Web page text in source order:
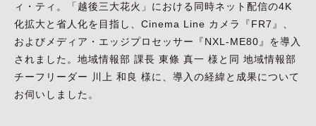
ィ・ティ。「越後三大花火」における同時ネット配信の4K
化拡大と省人化を目指し、Cinema Line カメラ『FR7』、
およびメディア・エッジプロセッサー『NXL-ME80』を導入
されました。地域情報部 課長 東條 真一 様と同 地域情報部
チーフリーダー 川上 和良 様に、導入の経緯と成果について
お伺いしました。